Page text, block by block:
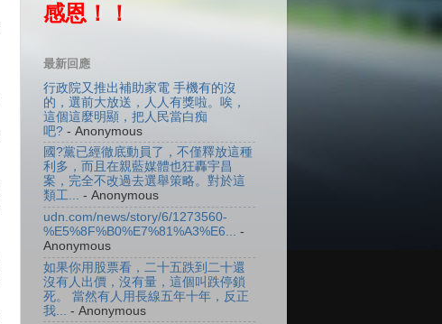
感恩！！
最新回應
行政院又推出補助家電 手機有的沒
的，選前大放送，人人有獎啦。唉，
這個這麼明顯，把人民當白痴
吧? - Anonymous
國?黨已經徹底動員了，不僅釋放這種
利多，而且在親藍媒體也狂轟宇昌
案，完全不改過去選舉策略。對於這
類工... - Anonymous
udn.com/news/story/6/1273560-
%E5%8F%B0%E7%81%A3%E6... -
Anonymous
如果你用股票看，二十五跌到二十還
沒有人出價，沒有量，這個叫跌停鎖
死。 當然有人用長線五年十年，反正
我...
- Anonymous